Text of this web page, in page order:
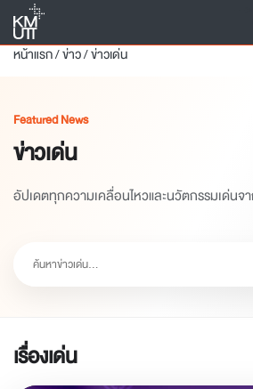
หน้าแรก/ข่าว/ข่าวเด่น
Featured News
ข่าวเด่น
อัปเดตทุกความเคลื่อนไหวและนวัตกรรมเด่นจ
เรื่องเด่น